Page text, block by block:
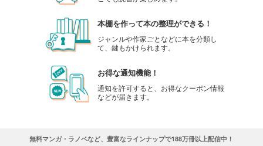
週刊東洋経済 2025/9/6号
880円 (税込)
試し読み
あらすじを表示する
880 円 (税込)
カート
本棚を作って本の整理ができる！
ジャンルや作家ごとなどに本を分類し
て、鍵もかけられます。
お得な通知機能！
通知を許可すると、お得なクーポン情報
などが届きます。
無料マンガ・ラノベなど、豊富なラインナップで188万冊以上配信中！